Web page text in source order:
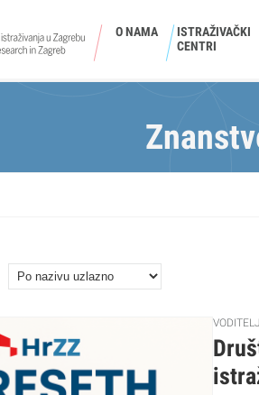
O NAMA
ISTRAŽIVAČKI
CENTRI